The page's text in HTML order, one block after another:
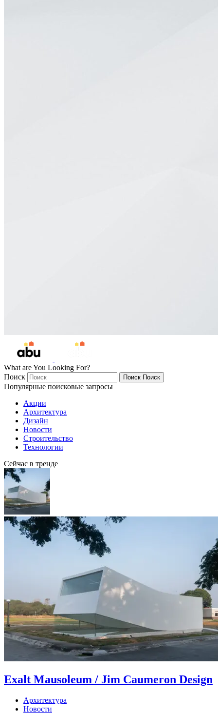
What are You Looking For?
Поиск
Поиск Поиск
Популярные поисковые запросы
Акции
Архитектура
Дизайн
Новости
Строительство
Технологии
Сейчас в тренде
Exalt Mausoleum / Jim Caumeron Design
Архитектура
Новости